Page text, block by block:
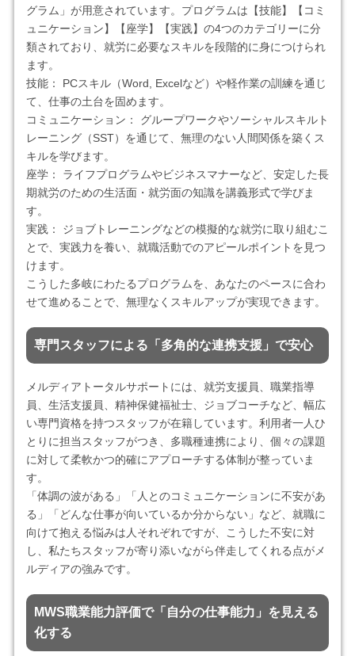
グラム」が用意されています。プログラムは【技能】【コミ
ュニケーション】【座学】【実践】の4つのカテゴリーに分
類されており、就労に必要なスキルを段階的に身につけられ
ます。
技能： PCスキル（Word, Excelなど）や軽作業の訓練を通じ
て、仕事の土台を固めます。
コミュニケーション： グループワークやソーシャルスキルト
レーニング（SST）を通じて、無理のない人間関係を築くス
キルを学びます。
座学： ライフプログラムやビジネスマナーなど、安定した長
期就労のための生活面・就労面の知識を講義形式で学びま
す。
実践： ジョブトレーニングなどの模擬的な就労に取り組むこ
とで、実践力を養い、就職活動でのアピールポイントを見つ
けます。
こうした多岐にわたるプログラムを、あなたのペースに合わ
せて進めることで、無理なくスキルアップが実現できます。
専門スタッフによる「多角的な連携支援」で安心
メルディアトータルサポートには、就労支援員、職業指導
員、生活支援員、精神保健福祉士、ジョブコーチなど、幅広
い専門資格を持つスタッフが在籍しています。利用者一人ひ
とりに担当スタッフがつき、多職種連携により、個々の課題
に対して柔軟かつ的確にアプローチする体制が整っていま
す。
「体調の波がある」「人とのコミュニケーションに不安があ
る」「どんな仕事が向いているか分からない」など、就職に
向けて抱える悩みは人それぞれですが、こうした不安に対
し、私たちスタッフが寄り添いながら伴走してくれる点がメ
ルディアの強みです。
MWS職業能力評価で「自分の仕事能力」を見える
化する